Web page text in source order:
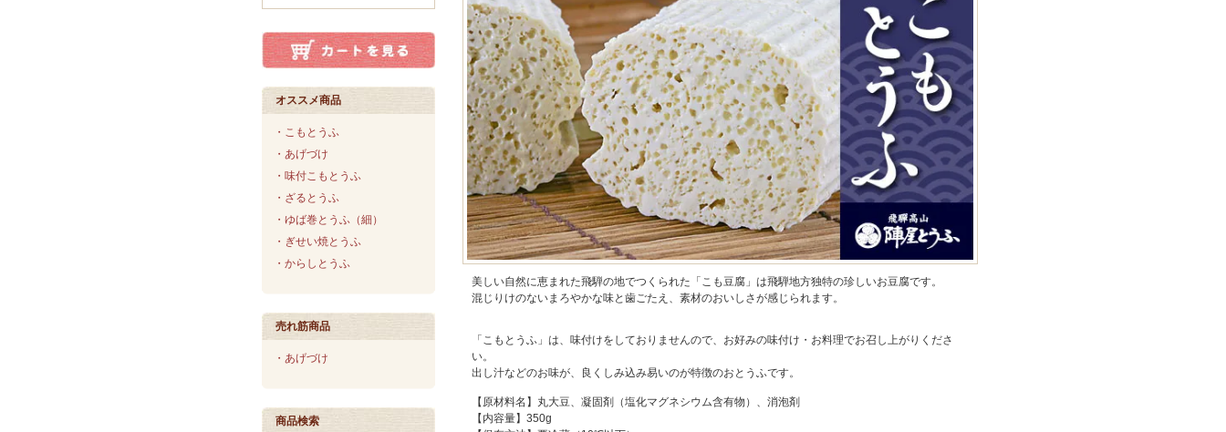
オススメ商品
・こもとうふ
・あげづけ
・味付こもとうふ
・ざるとうふ
・ゆば巻とうふ（細）
・ぎせい焼とうふ
・からしとうふ
売れ筋商品
・あげづけ
商品検索
美しい自然に恵まれた飛騨の地でつくられた「こも豆腐」は飛騨地方独特の珍しいお豆腐です。
混じりけのないまろやかな味と歯ごたえ、素材のおいしさが感じられます。
「こもとうふ」は、味付けをしておりませんので、お好みの味付け・お料理でお召し上がりくださ
い。
出し汁などのお味が、良くしみ込み易いのが特徴のおとうふです。
【原材料名】丸大豆、凝固剤（塩化マグネシウム含有物）、消泡剤
【内容量】350g